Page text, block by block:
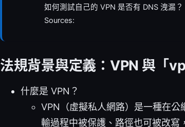
如何測試自己的 VPN 是否有 DNS 洩漏？
Sources:
法規背景與定義：VPN 與「
什麼是 VPN？
VPN（虛擬私人網路）是一種在
輸過程中被保護、路徑也可被改寫